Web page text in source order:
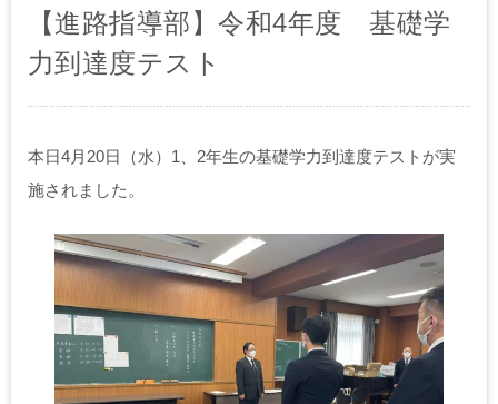
【進路指導部】令和4年度 基礎学
力到達度テスト
本日4月20日（水）1、2年生の基礎学力到達度テストが実
施されました。